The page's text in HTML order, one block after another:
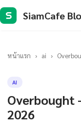
S SiamCafe
หน้าแรก › ai ›
AI
2026